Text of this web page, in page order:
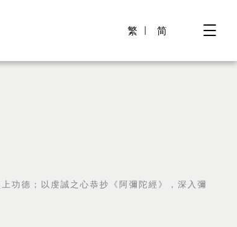
繁 简
功德；以虔誠之心恭抄《阿彌陀經》，深入彌